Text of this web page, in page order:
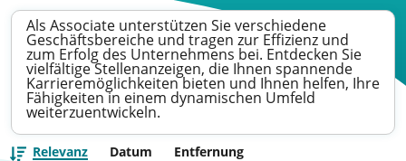
Als Associate unterstützen Sie verschiedene
Geschäftsbereiche und tragen zur Effizienz und
zum Erfolg des Unternehmens bei. Entdecken Sie
vielfältige Stellenanzeigen, die Ihnen spannende
Karrieremöglichkeiten bieten und Ihnen helfen, Ihre
Fähigkeiten in einem dynamischen Umfeld
weiterzuentwickeln.
Relevanz Datum Entfernung